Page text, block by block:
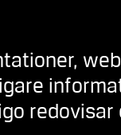
redovisar